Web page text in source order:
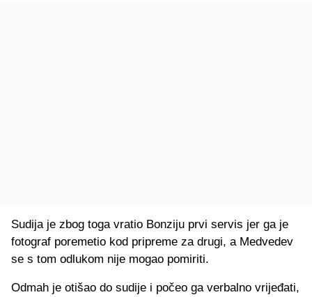
Sudija je zbog toga vratio Bonziju prvi servis jer ga je
fotograf poremetio kod pripreme za drugi, a Medvedev
se s tom odlukom nije mogao pomiriti.
Odmah je otišao do sudije i počeo ga verbalno vrijeđati,